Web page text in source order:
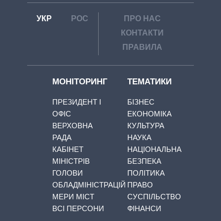
УКР РОС
ПРО НАС
КОНТАКТИ
ПРАВИЛА
МОНІТОРИНГ
ПРЕЗИДЕНТ І
ОФІС
ВЕРХОВНА
РАДА
КАБІНЕТ
МІНІСТРІВ
ГОЛОВИ
ОБЛАДМІНІСТРАЦІЙ
МЕРИ МІСТ
ВСІ ПЕРСОНИ
ТЕМАТИКИ
БІЗНЕС
ЕКОНОМІКА
КУЛЬТУРА
НАУКА
НАЦІОНАЛЬНА
БЕЗПЕКА
ПОЛІТИКА
ПРАВО
СУСПІЛЬСТВО
ФІНАНСИ